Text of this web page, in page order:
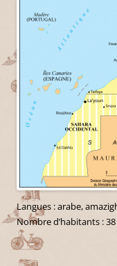
Langues : arabe,
Nombre d’habitants :